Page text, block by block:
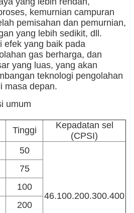
kemurnian campuran
pemisahan dan pemurnian,
yang lebih sedikit, dll.
efek yang baik pada
gas berharga, dan
yang luas, yang akan
teknologi pengolahan
masa depan.
umum
Tinggi
Kepadatan sel
(CPSI)
50
46.100.200.300.400
75
100
200